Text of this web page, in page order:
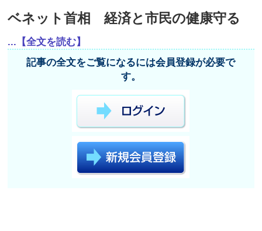
ベネット首相 経済と市民の健康守る
...【全文を読む】
記事の全文をご覧になるには会員登録が必要で
す。